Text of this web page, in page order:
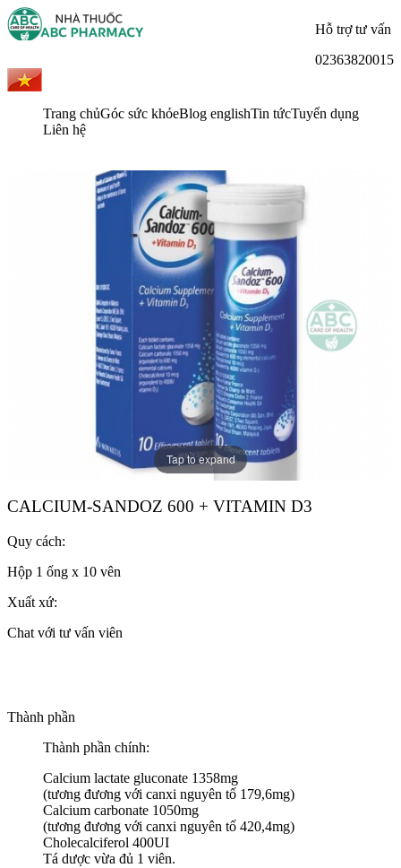
Hỗ trợ tư vấn
02363820015
Trang chủGóc sức khỏeBlog englishTin tứcTuyển dụng
Liên hệ
Tap to expand
CALCIUM-SANDOZ 600 + VITAMIN D3
Quy cách:
Hộp 1 ống x 10 vên
Xuất xứ:
Chat với tư vấn viên
Thành phần
Thành phần chính:
Calcium lactate gluconate 1358mg
(tương đương với canxi nguyên tố 179,6mg)
Calcium carbonate 1050mg
(tương đương với canxi nguyên tố 420,4mg)
Cholecalciferol 400UI
Tá dược vừa đủ 1 viên.